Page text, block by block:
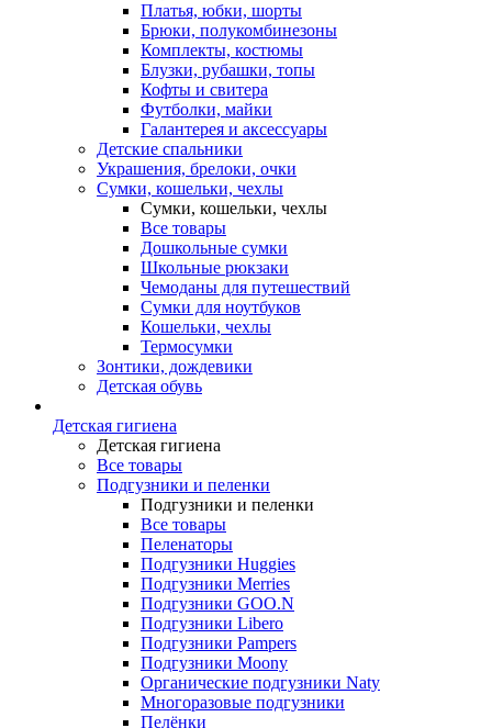
Платья, юбки, шорты
Брюки, полукомбинезоны
Комплекты, костюмы
Блузки, рубашки, топы
Кофты и свитера
Футболки, майки
Галантерея и аксессуары
Детские спальники
Украшения, брелоки, очки
Сумки, кошельки, чехлы
Сумки, кошельки, чехлы
Все товары
Дошкольные сумки
Школьные рюкзаки
Чемоданы для путешествий
Сумки для ноутбуков
Кошельки, чехлы
Термосумки
Зонтики, дождевики
Детская обувь
Детская гигиена
Детская гигиена
Все товары
Подгузники и пеленки
Подгузники и пеленки
Все товары
Пеленаторы
Подгузники Huggies
Подгузники Merries
Подгузники GOO.N
Подгузники Libero
Подгузники Pampers
Подгузники Moony
Органические подгузники Naty
Многоразовые подгузники
Пелёнки